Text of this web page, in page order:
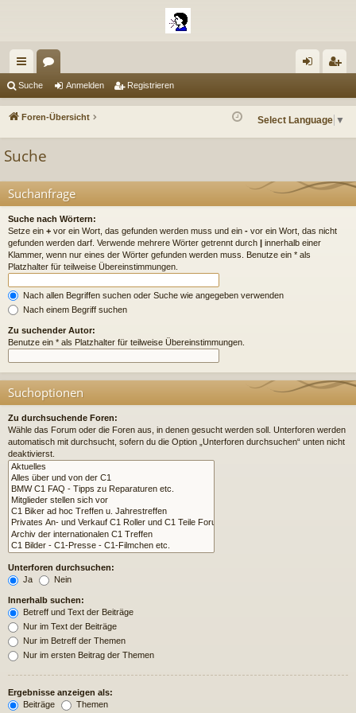
ch
ne
ug
riff
en m
n
ist
n
Suche Anmelden Registrieren
Foren-Übersicht Select Language ▼
Suche
Suchanfrage
Suche nach Wörtern:
Setze ein + vor ein Wort, das gefunden werden muss und ein - vor ein Wort, das nicht
gefunden werden darf. Verwende mehrere Wörter getrennt durch | innerhalb einer
Klammer, wenn nur eines der Wörter gefunden werden muss. Benutze ein * als
Platzhalter für teilweise Übereinstimmungen.
Nach allen Begriffen suchen oder Suche wie angegeben verwenden
Nach einem Begriff suchen
Zu suchender Autor:
Benutze ein * als Platzhalter für teilweise Übereinstimmungen.
Suchoptionen
Zu durchsuchende Foren:
Wähle das Forum oder die Foren aus, in denen gesucht werden soll. Unterforen werden
automatisch mit durchsucht, sofern du die Option „Unterforen durchsuchen“ unten nicht
deaktivierst.
Unterforen durchsuchen:
Ja
Nein
Innerhalb suchen:
Betreff und Text der Beiträge
Nur im Text der Beiträge
Nur im Betreff der Themen
Nur im ersten Beitrag der Themen
Ergebnisse anzeigen als:
Beiträge
Themen